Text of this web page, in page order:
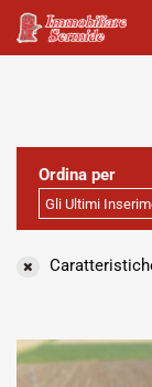
Ordina per
Gli Ultimi